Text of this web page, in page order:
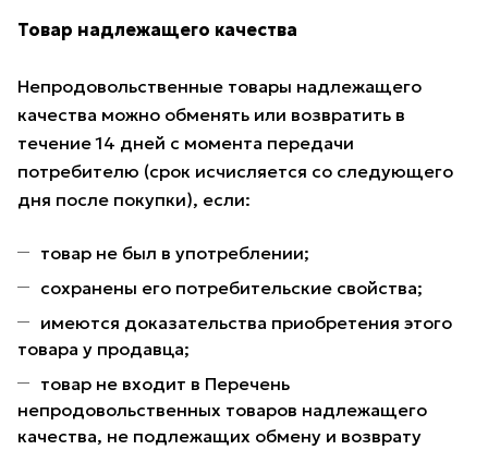
Товар надлежащего качества
Непродовольственные товары надлежащего
качества можно обменять или возвратить в
течение 14 дней с момента передачи
потребителю (срок исчисляется со следующего
дня после покупки), если:
товар не был в употреблении;
сохранены его потребительские свойства;
имеются доказательства приобретения этого
товара у продавца;
товар не входит в Перечень
непродовольственных товаров надлежащего
качества, не подлежащих обмену и возврату